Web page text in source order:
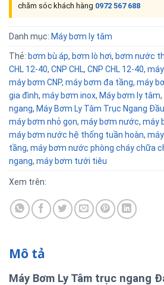
chăm sóc khách hàng 0972 567 688
Danh mục: Máy bơm ly tâm
Thẻ: bơm bù áp, bơm lò hơi, bơm nước
CHL 12-40, CNP CHL, CNP CHL 12-40,
máy bơm CNP, máy bơm đa tầng, máy
gia đình, máy bơm inox, Máy bơm ly tâm,
ngang, Máy Bơm Ly Tâm Trục Ngang
máy bơm nhỏ gọn, máy bơm nước, máy
máy bơm nước hệ thống tuần hoàn,
tầng, máy bơm nước phòng cháy chữa
ngang, máy bơm tưới tiêu
Xem trên:
Mô tả
Máy Bơm Ly Tâm trục ngang